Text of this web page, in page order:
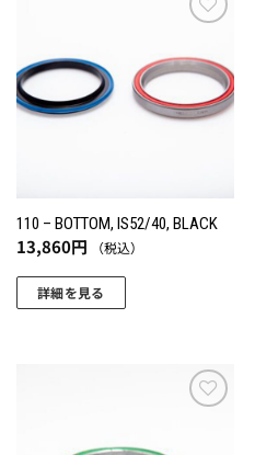
に入
りに
追加
110 – BOTTOM, IS52/40, BLACK
13,860円 （税込）
詳細を見る